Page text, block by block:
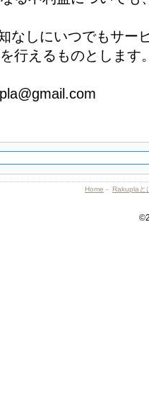
なしにいつでもサー
行えるものとします
Home - Rakuplaと